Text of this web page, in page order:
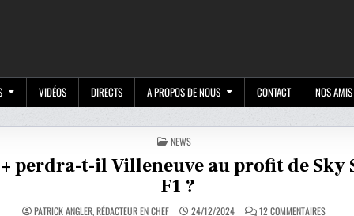
VIDÉOS DIRECTS A PROPOS DE NOUS CONTACT NOS AMIS
POSTED
IN
NEWS
perdra-t-il Villeneuve au profit de Sky
F1 ?
PATRICK ANGLER, RÉDACTEUR EN CHEF 24/12/2024 12 COMMENTAIRESSUR